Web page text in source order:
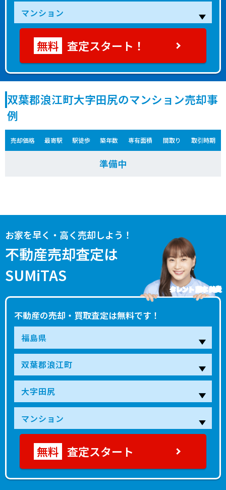
査定スタート！
双葉郡浪江町大字田尻のマンション売却事
例
売却価格 最寄駅 駅徒歩 築年数 専有面積 間取り 取引時期
準備中
お家を早く・高く売却しよう！
不動産売却査定は
SUMiTAS
不動産の売却・買取査定は無料です！
タレント 藤本 美貴
査定スタート